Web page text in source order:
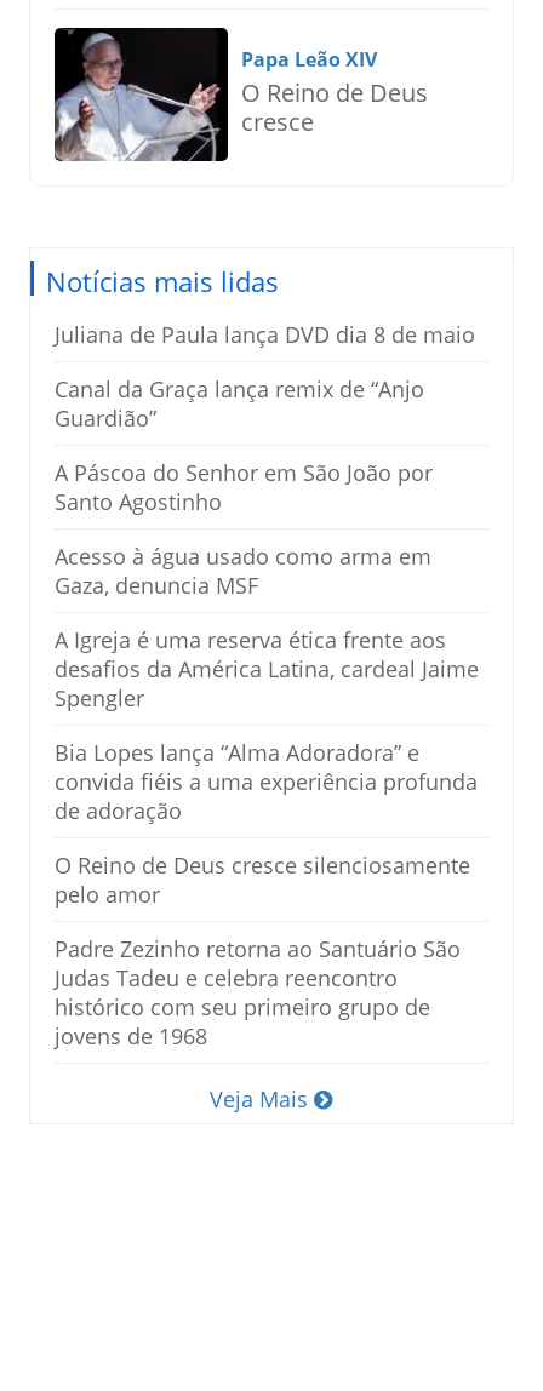
Papa Leão XIV
O Reino de Deus
cresce
Notícias mais lidas
Juliana de Paula lança DVD dia 8 de maio
Canal da Graça lança remix de “Anjo
Guardião”
A Páscoa do Senhor em São João por
Santo Agostinho
Acesso à água usado como arma em
Gaza, denuncia MSF
A Igreja é uma reserva ética frente aos
desafios da América Latina, cardeal Jaime
Spengler
Bia Lopes lança “Alma Adoradora” e
convida fiéis a uma experiência profunda
de adoração
O Reino de Deus cresce silenciosamente
pelo amor
Padre Zezinho retorna ao Santuário São
Judas Tadeu e celebra reencontro
histórico com seu primeiro grupo de
jovens de 1968
Veja Mais